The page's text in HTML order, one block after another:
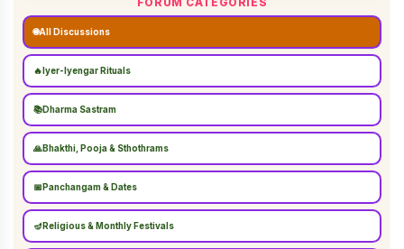
🌐All Discussions
🔥 Iyer-Iyengar Rituals
📚Dharma Sastram
🙏Bhakthi, Pooja & Sthothrams
📅 Panchangam & Dates
🪔 Religious & Monthly Festivals